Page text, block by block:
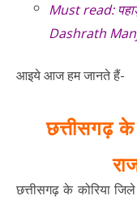
Must read:
Dashrath
आइये आज हम जानते हैं-
छत्तीसगढ़
छत्तीसगढ़ के कोरिया